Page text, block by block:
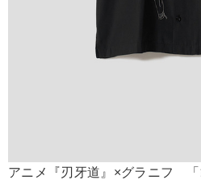
アニメ『刃牙道』×グラニフ 「